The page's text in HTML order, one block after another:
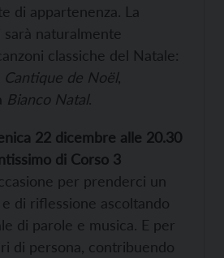
di appartenenza. La
naturalmente
classiche del Natale:
Cantique de Noël,
Bianco Natal.
22 dicembre alle 20.30
di Corso 3
per prenderci un
di riflessione ascoltando
di parole e musica. E per
di persona, contribuendo